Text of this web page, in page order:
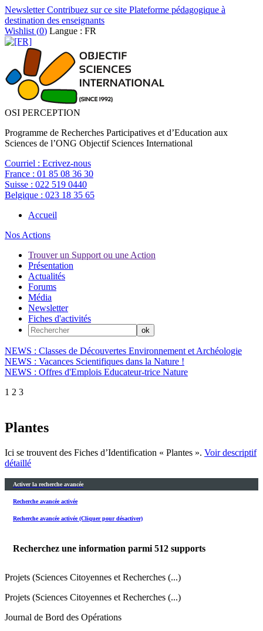
NewsletterContribuez sur ce site Plateforme pédagogique à
destination des enseignants
Wishlist (0) Langue : FR
OSI PERCEPTION
Programme de Recherches Participatives et d’Education aux
Sciences de l’ONG Objectif Sciences International
Courriel : Ecrivez-nous
France : 01 85 08 36 30
Suisse : 022 519 0440
Belgique : 023 18 35 65
Accueil
Nos Actions
Trouver un Support ou une Action
Présentation
Actualités
Forums
Média
Newsletter
Fiches d'activités
NEWS : Classes de Découvertes Environnement et Archéologie
NEWS : Vacances Scientifiques dans la Nature !
NEWS : Offres d'Emplois Educateur-trice Nature
1 2 3
Plantes
Ici se trouvent des Fiches d’Identification « Plantes ». Voir descriptif
détaillé
Activer la recherche avancée
Recherche avancée activée
Recherche avancée activée (Cliquer pour désactiver)
Recherchez une information parmi 512 supports
Projets (Sciences Citoyennes et Recherches (...)
Projets (Sciences Citoyennes et Recherches (...)
Journal de Bord des Opérations